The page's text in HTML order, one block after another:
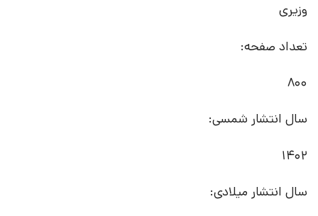
وزیری
تعداد صفحه:
800
سال انتشار شمسی:
1402
سال انتشار میلادی: